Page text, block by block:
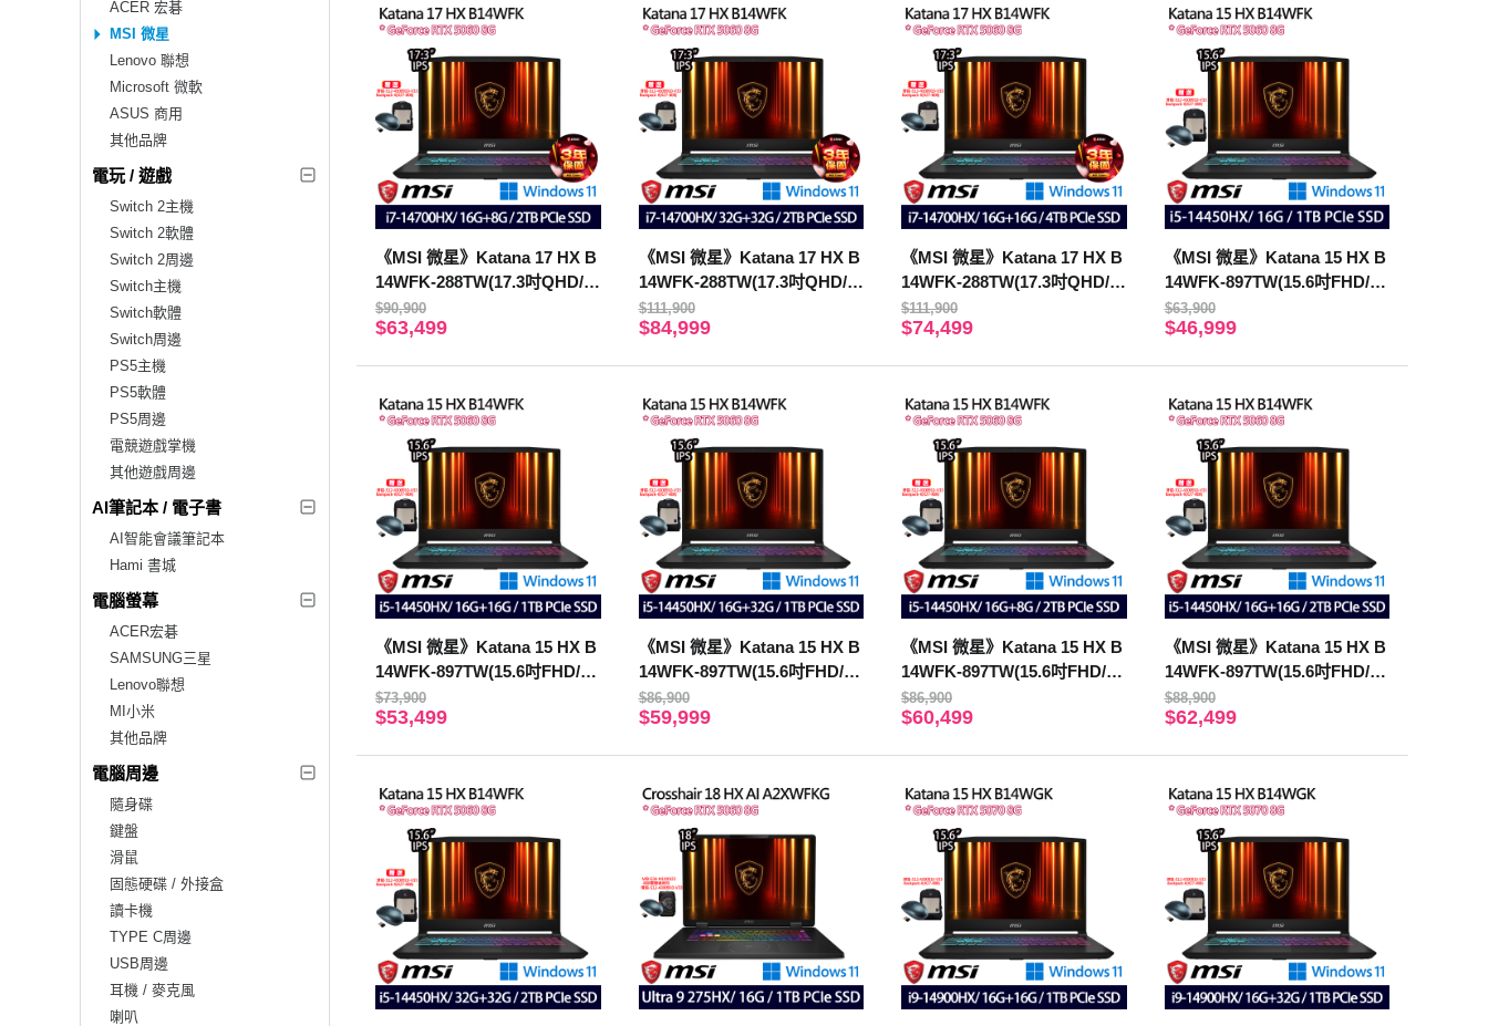
ACER 宏碁
MSI 微星
Lenovo 聯想
Microsoft 微軟
ASUS 商用
其他品牌
電玩 / 遊戲
Switch 2主機
Switch 2軟體
Switch 2周邊
Switch主機
Switch軟體
Switch周邊
PS5主機
PS5軟體
PS5周邊
電競遊戲掌機
其他遊戲周邊
AI筆記本 / 電子書
AI智能會議筆記本
Hami 書城
電腦螢幕
ACER宏碁
SAMSUNG三星
Lenovo聯想
MI小米
其他品牌
電腦周邊
隨身碟
鍵盤
滑鼠
固態硬碟 / 外接盒
讀卡機
TYPE C周邊
USB周邊
耳機 / 麥克風
喇叭
《MSI 微星》Katana 17 HX B
14WFK-288TW(17.3吋QHD/i7
-14700HX/16G+8G/2TB/RTX5
060/特仕版)
$90,900
$63,499
《MSI 微星》Katana 17 HX B
14WFK-288TW(17.3吋QHD/i7
-14700HX/32G+32G/2TB/RTX
5060/特仕版)
$111,900
$84,999
《MSI 微星》Katana 17 HX B
14WFK-288TW(17.3吋QHD/i7
-14700HX/16G+16G/4TB/RTX
5060/特仕版)
$111,900
$74,499
《MSI 微星》Katana 15 HX B
14WFK-897TW(15.6吋FHD/i5-
14450HX/16G/1TB SSD/RTX5
060/Win11)
$63,900
$46,999
《MSI 微星》Katana 15 HX B
14WFK-897TW(15.6吋FHD/i5-
14450HX/16G+16G/1TB/RTX
5060/特仕版)
$73,900
$53,499
《MSI 微星》Katana 15 HX B
14WFK-897TW(15.6吋FHD/i5-
14450HX/16G+32G/1TB/RTX
5060/特仕版)
$86,900
$59,999
《MSI 微星》Katana 15 HX B
14WFK-897TW(15.6吋FHD/i5-
14450HX/16G+8G/2TB/RTX5
060/特仕版)
$86,900
$60,499
《MSI 微星》Katana 15 HX B
14WFK-897TW(15.6吋FHD/i5-
14450HX/16G+16G/2TB/RTX
5060/特仕版)
$88,900
$62,499